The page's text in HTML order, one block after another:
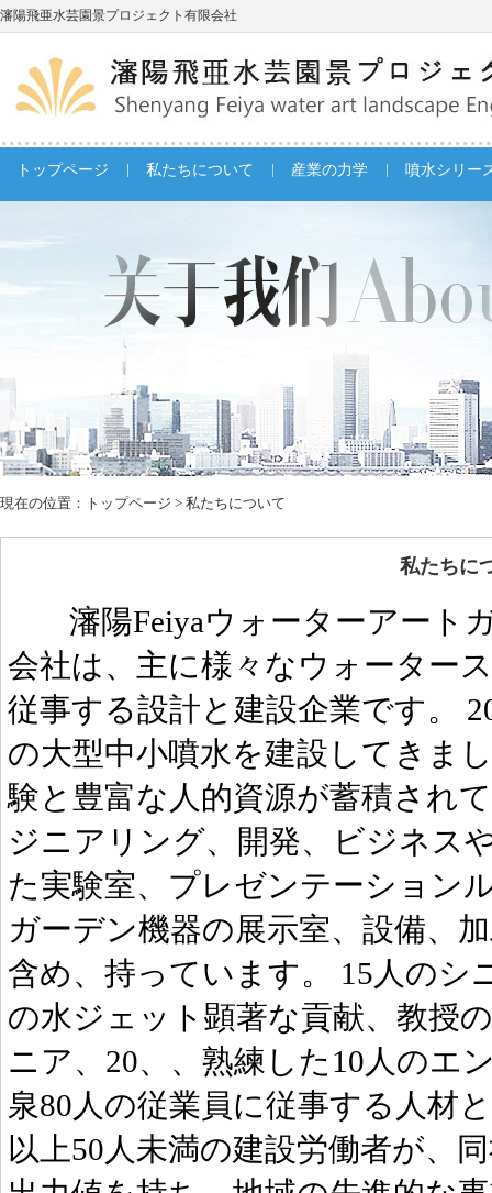
瀋陽飛亜水芸園景プロジェクト有限会社
トップページ | 私たちについて | 産業の力学 | 噴水シリー
現在の位置： トップページ > 私たちについて
私たちに
瀋陽Feiyaウォーターアート
会社は、主に様々なウォーター
従事する設計と建設企業です。
の大型中小噴水を建設してきま
験と豊富な人的資源が蓄積され
ジニアリング、開発、ビジネス
た実験室、プレゼンテーション
ガーデン機器の展示室、設備、
含め、持っています。 15人のシ
の水ジェット顕著な貢献、教授
ニア、20、、熟練した10人のエ
泉80人の従業員に従事する人材
以上50人未満の建設労働者が、